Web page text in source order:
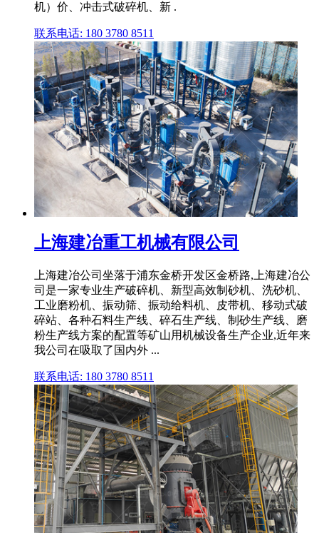
机）价、冲击式破碎机、新 .
联系电话: 180 3780 8511
上海建冶重工机械有限公司
上海建冶公司坐落于浦东金桥开发区金桥路,上海建冶公
司是一家专业生产破碎机、新型高效制砂机、洗砂机、
工业磨粉机、振动筛、振动给料机、皮带机、移动式破
碎站、各种石料生产线、碎石生产线、制砂生产线、磨
粉生产线方案的配置等矿山用机械设备生产企业,近年来
我公司在吸取了国内外 ...
联系电话: 180 3780 8511